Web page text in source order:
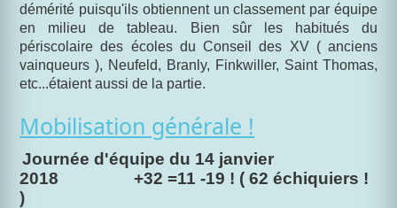
démérité puisqu'ils obtiennent un classement par équipe
en milieu de tableau. Bien sûr les habitués du
périscolaire des écoles du Conseil des XV ( anciens
vainqueurs ), Neufeld, Branly, Finkwiller, Saint Thomas,
etc...étaient aussi de la partie.
Mobilisation générale !
Journée d'équipe du 14 janvier
2018
+32 =11 -19 ! ( 62 échiquiers !
)